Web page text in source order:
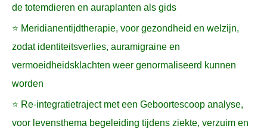
de totemdieren en auraplanten als gids
⭐ Meridianentijdtherapie, voor gezondheid en welzijn,
zodat identiteitsverlies, auramigraine en
vermoeidheidsklachten weer genormaliseerd kunnen
worden
⭐ Re-integratietraject met een Geboortescoop analyse,
voor levensthema begeleiding tijdens ziekte, verzuim en